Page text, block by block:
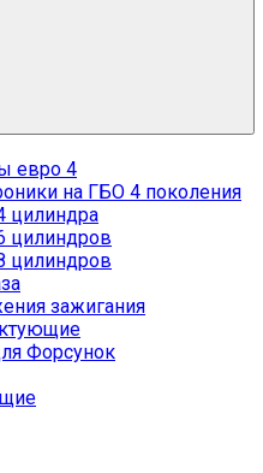
евро 4
на ГБО 4 поколения
цилиндра
цилиндров
цилиндров
зажигания
Форсунок